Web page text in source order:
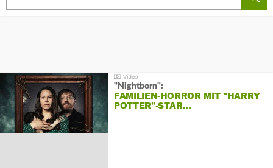
"Nightborn":
FAMILIEN-HORROR MIT "HARRY
POTTER"-STAR…